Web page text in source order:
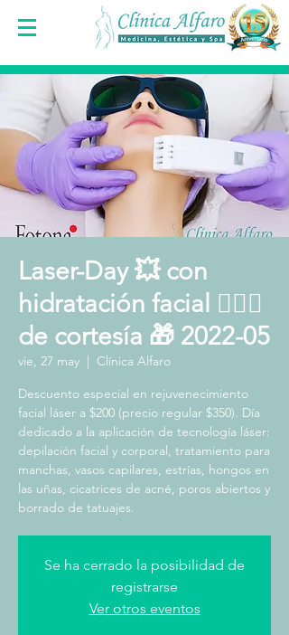
Laser-Day 💥 con
hidratación facial 🧖🏻‍♀️
de cortesía 🎁 2022-05
vie, 27 may
  |
Clínica Alfaro
Descuento especial en rejuvenecimiento
facial láser a $200 (precio regular $350). Día
dedicado a la aplicación de tecnología láser:
depilación facial y corporal, tratamiento para
manchas, vasos capilares, estrías, hongos en
las uñas, cicatrices de acné, poros abiertos y
borrado de tatuajes.
Se ha cerrado la posibilidad de
registrarse
Ver otros eventos